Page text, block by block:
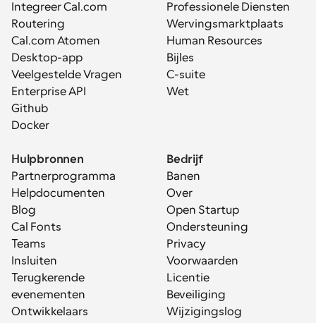
Integreer Cal.com
Routering
Cal.com Atomen
Desktop-app
Veelgestelde Vragen
Enterprise API
Github
Docker
Professionele Diensten
Wervingsmarktplaats
Human Resources
Bijles
C-suite
Wet
Hulpbronnen
Partnerprogramma
Helpdocumenten
Blog
Cal Fonts
Teams
Insluiten
Terugkerende
evenementen
Ontwikkelaars
Bedrijf
Banen
Over
Open Startup
Ondersteuning
Privacy
Voorwaarden
Licentie
Beveiliging
Wijzigingslog